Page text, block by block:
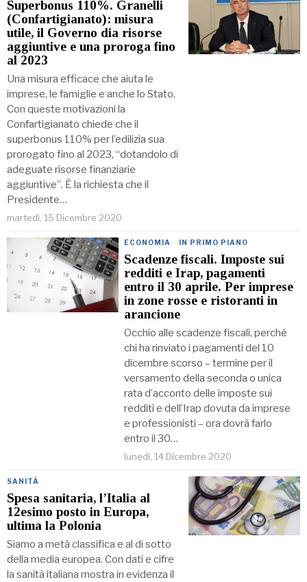
Superbonus 110%. Granelli
(Confartigianato): misura
utile, il Governo dia risorse
aggiuntive e una proroga fino
al 2023
Una misura efficace che aiuta le
imprese, le famiglie e anche lo Stato.
Con queste motivazioni la
Confartigianato chiede che il
superbonus 110% per l’edilizia sua
prorogato fino al 2023, “dotandolo di
adeguate risorse finanziarie
aggiuntive”. È la richiesta che il
Presidente…
martedì, 15 Dicembre 2020
ECONOMIA · IN PRIMO PIANO
Scadenze fiscali. Imposte sui
redditi e Irap, pagamenti
entro il 30 aprile. Per imprese
in zone rosse e ristoranti in
arancione
Occhio alle scadenze fiscali, perché
chi ha rinviato i pagamenti del 10
dicembre scorso – termine per il
versamento della seconda o unica
rata d’acconto delle imposte sui
redditi e dell’Irap dovuta da imprese
e professionisti – ora dovrà farlo
entro il 30…
lunedì, 14 Dicembre 2020
SANITÀ
Spesa sanitaria, l’Italia al
12esimo posto in Europa,
ultima la Polonia
Siamo a metà classifica e al di sotto
della media europea. Con dati e cifre
la sanità italiana mostra in evidenza il